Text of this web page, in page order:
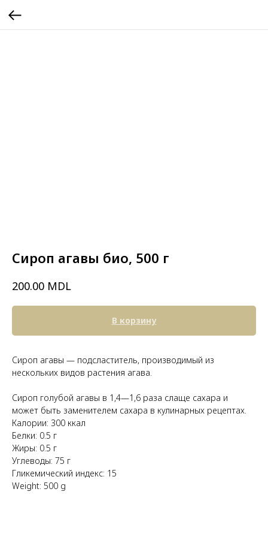
Сироп агавы био, 500 г
200.00 MDL
В корзину
Сироп агавы — подсластитель, производимый из
нескольких видов растения агава.
Сироп голубой агавы в 1,4—1,6 раза слаще сахара и
может быть заменителем сахара в кулинарных рецептах.
Калории: 300 ккал
Белки: 0.5 г
Жиры: 0.5 г
Углеводы: 75 г
Гликемический индекс: 15
Weight: 500 g